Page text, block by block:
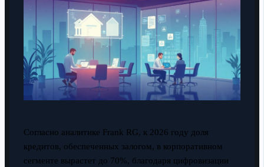
Согласно аналитике Frank RG, к 2026 году доля
кредитов, обеспеченных залогом, в корпоративном
сегменте вырастет до 70%, благодаря цифровизации